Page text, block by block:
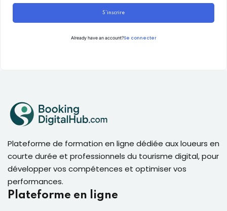
S’inscrire
Already have an account?Se connecter
Plateforme de formation en ligne dédiée aux loueurs en
courte durée et professionnels du tourisme digital, pour
développer vos compétences et optimiser vos
performances.
Plateforme en ligne